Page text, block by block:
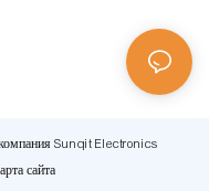
Sunqit Electronics
сайта